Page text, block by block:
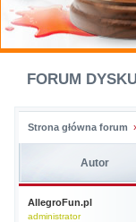
FORUM
Strona główna forum
Autor
AllegroFun.pl
administrator